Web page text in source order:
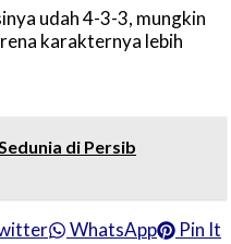
udah 4-3-3, mungkin
karakternya lebih
di Persib
WhatsApp Pin It